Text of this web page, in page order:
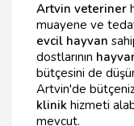
Artvin veteriner
muayene ve
evcil hayvan
dostlarının
bütçesini de
Artvin'de
klinik hizmeti
mevcut.